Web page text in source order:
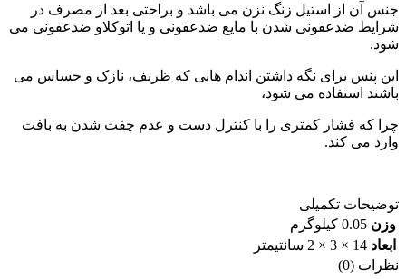
جنس آن از استیل زنگ نزن می باشد و براحتی بعد از مصرف در
شرایط ضدعفونی شدن با مایع ضدعفونی و یا اتوکلاو ضدعفونی می
شود.
این پنس برای نگه داشتن اندام هایی که ظریف، نازک و حساس می
باشند استفاده می شود،
چرا که فشار کمتری را با کنترل دست و عدم چفت شدن به بافت
وارد می کند.
توضیحات تکمیلی
وزن 0.05 کیلوگرم
ابعاد 14 × 3 × 2 سانتیمتر
نظرات (0)